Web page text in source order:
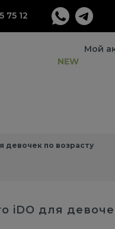
75 12
Мой
NEW
девочек по возрасту
iDO для